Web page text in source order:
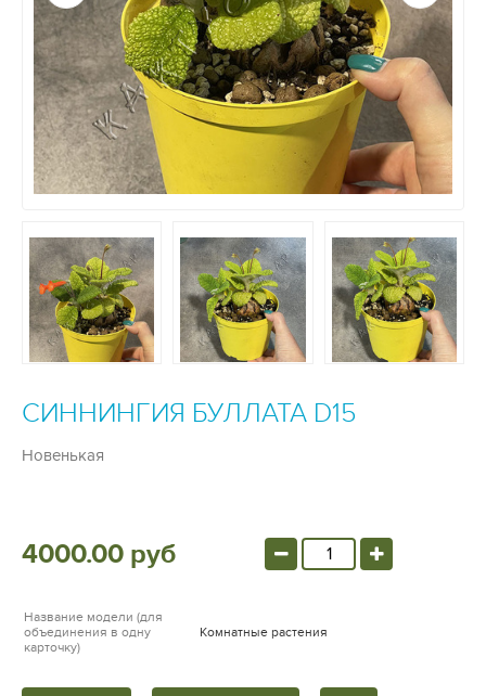
СИННИНГИЯ БУЛЛАТА D15
Новенькая
4000.00 руб
Название модели (для
объединения в одну
карточку)
Комнатные растения